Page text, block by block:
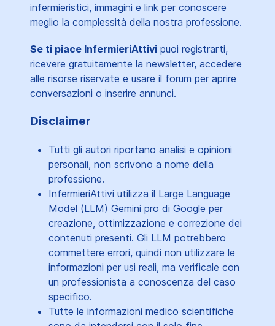
infermieristici, immagini e link per conoscere
meglio la complessità della nostra professione.
Se ti piace InfermieriAttivi puoi registrarti,
ricevere gratuitamente la newsletter, accedere
alle risorse riservate e usare il forum per aprire
conversazioni o inserire annunci.
Disclaimer
Tutti gli autori riportano analisi e opinioni
personali, non scrivono a nome della
professione.
InfermieriAttivi utilizza il Large Language
Model (LLM) Gemini pro di Google per
creazione, ottimizzazione e correzione dei
contenuti presenti. Gli LLM potrebbero
commettere errori, quindi non utilizzare le
informazioni per usi reali, ma verificale con
un professionista a conoscenza del caso
specifico.
Tutte le informazioni medico scientifiche